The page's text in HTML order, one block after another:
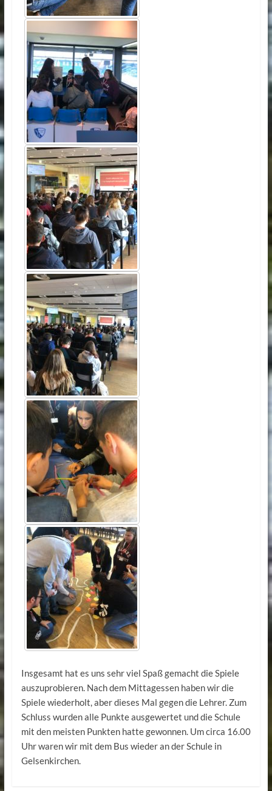
Insgesamt hat es uns sehr viel Spaß gemacht die Spiele
auszuprobieren. Nach dem Mittagessen haben wir die
Spiele wiederholt, aber dieses Mal gegen die Lehrer. Zum
Schluss wurden alle Punkte ausgewertet und die Schule
mit den meisten Punkten hatte gewonnen. Um circa 16.00
Uhr waren wir mit dem Bus wieder an der Schule in
Gelsenkirchen.